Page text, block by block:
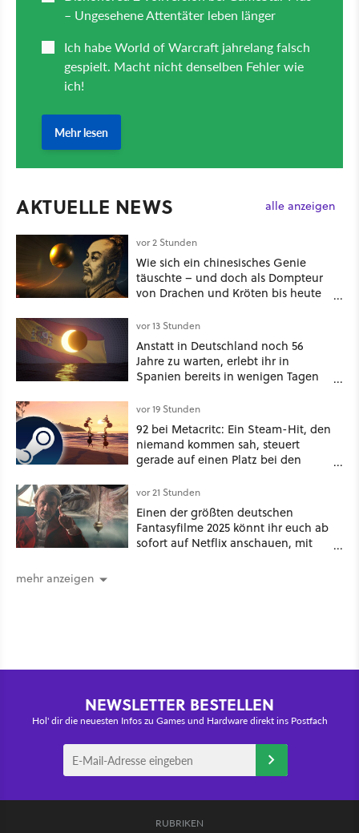
AKTUELLE NEWS alle anzeigen
vor 2 Stunden
Wie sich ein chinesisches Genie
täuschte – und doch als Dompteur
von Drachen und Kröten bis heute
vor 13 Stunden
Anstatt in Deutschland noch 56
Jahre zu warten, erlebt ihr in
Spanien bereits in wenigen Tagen
vor 19 Stunden
92 bei Metacritc: Ein Steam-Hit, den
niemand kommen sah, steuert
gerade auf einen Platz bei den
vor 21 Stunden
Einen der größten deutschen
Fantasyfilme 2025 könnt ihr euch ab
sofort auf Netflix anschauen, mit
mehr anzeigen
NEWSLETTER BESTELLEN
Hol' dir die neuesten Infos zu Games und Hardware direkt ins Postfach
RUBRIKEN